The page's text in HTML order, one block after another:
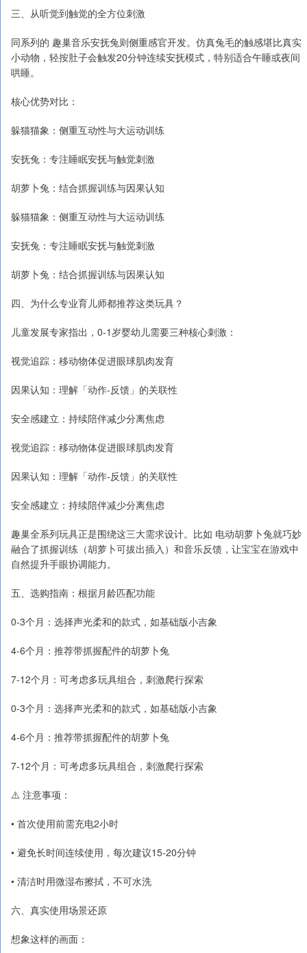
三、从听觉到触觉的全方位刺激
同系列的 趣巢音乐安抚兔则侧重感官开发。仿真兔毛的触感堪比真实
小动物，轻按肚子会触发20分钟连续安抚模式，特别适合午睡或夜间
哄睡。
核心优势对比：
躲猫猫象：侧重互动性与大运动训练
安抚兔：专注睡眠安抚与触觉刺激
胡萝卜兔：结合抓握训练与因果认知
躲猫猫象：侧重互动性与大运动训练
安抚兔：专注睡眠安抚与触觉刺激
胡萝卜兔：结合抓握训练与因果认知
四、为什么专业育儿师都推荐这类玩具？
儿童发展专家指出，0-1岁婴幼儿需要三种核心刺激：
视觉追踪：移动物体促进眼球肌肉发育
因果认知：理解「动作-反馈」的关联性
安全感建立：持续陪伴减少分离焦虑
视觉追踪：移动物体促进眼球肌肉发育
因果认知：理解「动作-反馈」的关联性
安全感建立：持续陪伴减少分离焦虑
趣巢全系列玩具正是围绕这三大需求设计。比如 电动胡萝卜兔就巧妙
融合了抓握训练（胡萝卜可拔出插入）和音乐反馈，让宝宝在游戏中
自然提升手眼协调能力。
五、选购指南：根据月龄匹配功能
0-3个月：选择声光柔和的款式，如基础版小吉象
4-6个月：推荐带抓握配件的胡萝卜兔
7-12个月：可考虑多玩具组合，刺激爬行探索
0-3个月：选择声光柔和的款式，如基础版小吉象
4-6个月：推荐带抓握配件的胡萝卜兔
7-12个月：可考虑多玩具组合，刺激爬行探索
⚠️ 注意事项：
• 首次使用前需充电2小时
• 避免长时间连续使用，每次建议15-20分钟
• 清洁时用微湿布擦拭，不可水洗
六、真实使用场景还原
想象这样的画面：